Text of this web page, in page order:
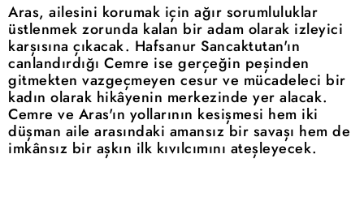
Aras, ailesini korumak için ağır sorumluluklar
üstlenmek zorunda kalan bir adam olarak izleyici
karşısına çıkacak. Hafsanur Sancaktutan'ın
canlandırdığı Cemre ise gerçeğin peşinden
gitmekten vazgeçmeyen cesur ve mücadeleci bir
kadın olarak hikâyenin merkezinde yer alacak.
Cemre ve Aras'ın yollarının kesişmesi hem iki
düşman aile arasındaki amansız bir savaşı hem de
imkânsız bir aşkın ilk kıvılcımını ateşleyecek.